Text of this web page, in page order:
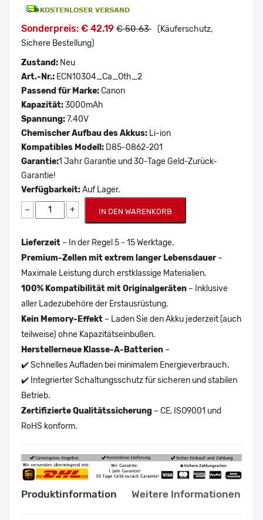
Sonderpreis: € 42.19 € 50.63 (Käuferschutz,
Sichere Bestellung)
Zustand: Neu
Art.-Nr.: ECN10304_Ca_Oth_2
Passend für Marke:Canon
Kapazität:3000mAh
Spannung:7.40V
Chemischer Aufbau des Akkus: Li-ion
Kompatibles Modell: D85-0862-201
Garantie:1 Jahr Garantie und 30-Tage Geld-Zurück-
Garantie!
Verfügbarkeit:Auf Lager.
− + IN DEN WARENKORB
Lieferzeit – In der Regel 5 - 15 Werktage.
Premium-Zellen mit extrem langer Lebensdauer–
Maximale Leistung durch erstklassige Materialien.
100% Kompatibilität mit Originalgeräten – Inklusive
aller Ladezubehöre der Erstausrüstung.
Kein Memory-Effekt – Laden Sie den Akku jederzeit (auch
teilweise) ohne Kapazitätseinbußen.
Herstellerneue Klasse-A-Batterien –
✔️ Schnelles Aufladen bei minimalem Energieverbrauch.
✔️ Integrierter Schaltungsschutz für sicheren und stabilen
Betrieb.
Zertifizierte Qualitätssicherung – CE, ISO9001 und
RoHS konform.
Produktinformation Weitere Informationen